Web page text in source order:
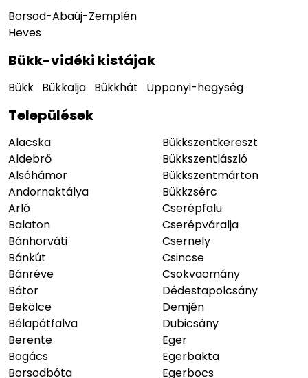
Borsod-Abaúj-Zemplén
Heves
Bükk-vidéki kistájak
Bükk Bükkalja Bükkhát Upponyi-hegység
Települések
Alacska
Aldebrő
Alsóhámor
Andornaktálya
Arló
Balaton
Bánhorváti
Bánkút
Bánréve
Bátor
Bekölce
Bélapátfalva
Berente
Bogács
Borsodbóta
Bükkszentkereszt
Bükkszentlászló
Bükkszentmárton
Bükkzsérc
Cserépfalu
Cserépváralja
Csernely
Csincse
Csokvaomány
Dédestapolcsány
Demjén
Dubicsány
Eger
Egerbakta
Egerbocs